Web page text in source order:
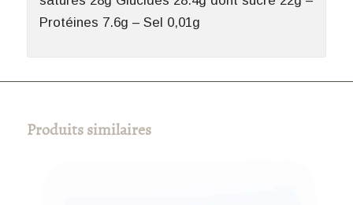
Protéines 7.6g – Sel 0,01g
Produits similaires